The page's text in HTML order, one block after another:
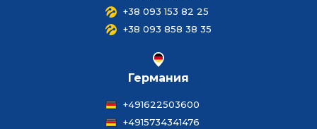
+38 093 153 82 25
+38 093 858 38 35
Германия
+491622503600
+4915734341476